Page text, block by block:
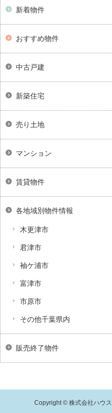
新着物件
おすすめ物件
中古戸建
新築住宅
売り土地
マンション
賃貸物件
各地域別物件情報
木更津市
君津市
袖ケ浦市
富津市
市原市
その他千葉県内
販売終了物件
Copyright © 株式会社ハウ